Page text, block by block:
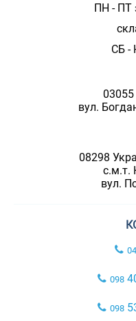
ПН - ПТ
СБ -
03055
вул.
08298
с.м.т.
вул.
098
098